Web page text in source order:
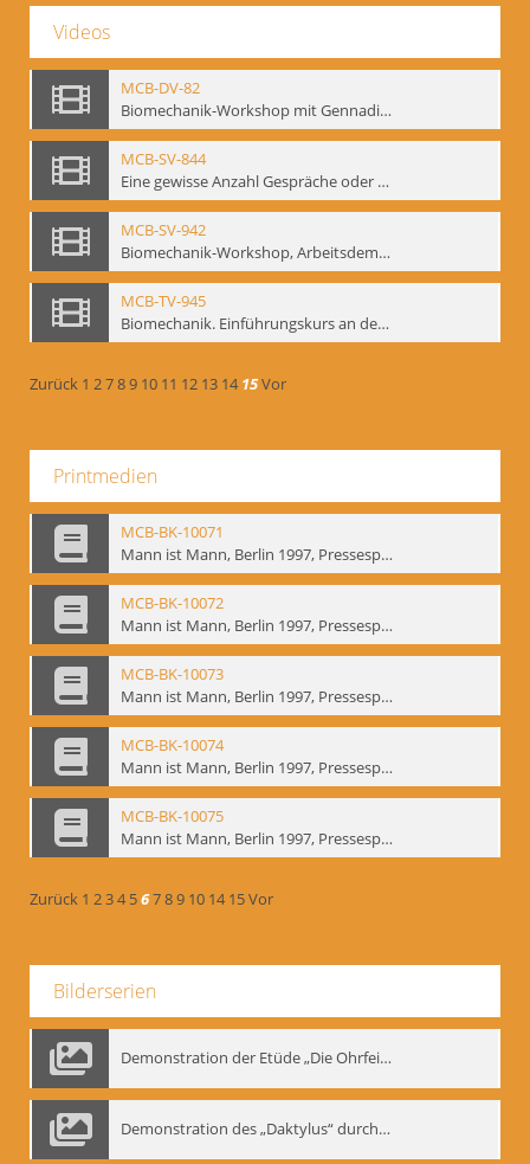
Videos
MCB-DV-82
Biomechanik-Workshop mit Gennadij Bogdanow, Berlin, 1997
MCB-SV-844
Eine gewisse Anzahl Gespräche oder das völlig unbearbeitete Stundenbuch, Berlin 1995.
MCB-SV-942
Biomechanik-Workshop, Arbeitsdemonstration in der Staatsoper unter den Linden 2002
MCB-TV-945
Biomechanik. Einführungskurs an der HfS "Ernst Busch" 1995 (Vorarbeiten zu den Inszenierungen von T. Ostermeier u. Chr. v. Treskow). Teil 2
Zurück 1 2789 10 11 12 13 14 15Vor
Printmedien
MCB-BK-10071
Mann ist Mann, Berlin 1997, Pressespiegel - interne Signatur: BM-prt-262-19
MCB-BK-10072
Mann ist Mann, Berlin 1997, Pressespiegel - interne Signatur: BM-prt-262-20
MCB-BK-10073
Mann ist Mann, Berlin 1997, Pressespiegel - interne Signatur: BM-prt-262-21
MCB-BK-10074
Mann ist Mann, Berlin 1997, Pressespiegel - interne Signatur: BM-prt-262-22
MCB-BK-10075
Mann ist Mann, Berlin 1997, Pressespiegel - interne Signatur: BM-prt-262-23
Zurück 1 234 56789 10 14 15Vor
Bilderserien
Demonstration der Etüde „Die Ohrfeige“
Demonstration des „Daktylus“ durch Gennadij Nikolajewitsch Bogdanow, Berlin 1991